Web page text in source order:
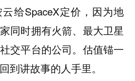
给SpaceX定价，因为地
同时拥有火箭、最大卫星
交平台的公司。估值锚一
到讲故事的人手里。